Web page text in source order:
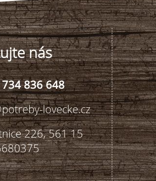
nás
836 648
lovecke.cz
226, 561 15